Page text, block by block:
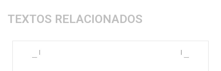
TEXTOS RELACIONADOS